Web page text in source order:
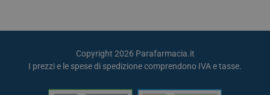
Copyright 2026 Parafarmacia.it
I prezzi e le spese di spedizione comprendono IVA e tasse.